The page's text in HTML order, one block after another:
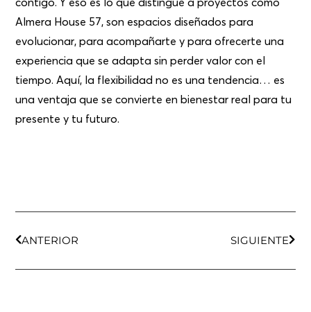
Almera House 57, son espacios diseñados para
evolucionar, para acompañarte y para ofrecerte una
experiencia que se adapta sin perder valor con el
tiempo. Aquí, la flexibilidad no es una tendencia… es
una ventaja que se convierte en bienestar real para tu
presente y tu futuro.
ANTERIOR SIGUIENTE